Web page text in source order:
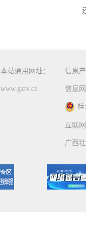
本站通用网址：
www.gxtv.cn
信息
信息
桂
互联
广西